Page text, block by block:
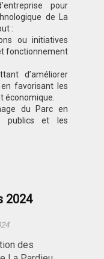
pour
de La
:
ou initiatives
fonctionnement
d’améliorer
favorisant les
économique.
du Parc en
publics et les
2024
des